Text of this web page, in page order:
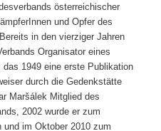
österreichischer
und Opfer des
in den vierziger Jahren
Organisator eines
1949 eine erste Publikation
durch die Gedenkstätte
Maršálek Mitglied des
2002 wurde er zum
und im Oktober 2010 zum